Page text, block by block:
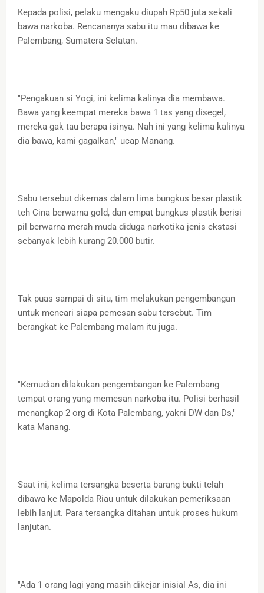
Kepada polisi, pelaku mengaku diupah Rp50 juta sekali
bawa narkoba. Rencananya sabu itu mau dibawa ke
Palembang, Sumatera Selatan.
"Pengakuan si Yogi, ini kelima kalinya dia membawa.
Bawa yang keempat mereka bawa 1 tas yang disegel,
mereka gak tau berapa isinya. Nah ini yang kelima kalinya
dia bawa, kami gagalkan," ucap Manang.
Sabu tersebut dikemas dalam lima bungkus besar plastik
teh Cina berwarna gold, dan empat bungkus plastik berisi
pil berwarna merah muda diduga narkotika jenis ekstasi
sebanyak lebih kurang 20.000 butir.
Tak puas sampai di situ, tim melakukan pengembangan
untuk mencari siapa pemesan sabu tersebut. Tim
berangkat ke Palembang malam itu juga.
"Kemudian dilakukan pengembangan ke Palembang
tempat orang yang memesan narkoba itu. Polisi berhasil
menangkap 2 org di Kota Palembang, yakni DW dan Ds,"
kata Manang.
Saat ini, kelima tersangka beserta barang bukti telah
dibawa ke Mapolda Riau untuk dilakukan pemeriksaan
lebih lanjut. Para tersangka ditahan untuk proses hukum
lanjutan.
"Ada 1 orang lagi yang masih dikejar inisial As, dia ini